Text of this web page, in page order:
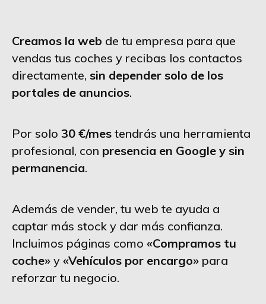
Creamos la web de tu empresa para que
vendas tus coches y recibas los contactos
directamente, sin depender solo de los
portales de anuncios.
Por solo 30 €/mes tendrás una herramienta
profesional, con presencia en Google y sin
permanencia.
Además de vender, tu web te ayuda a
captar más stock y dar más confianza.
Incluimos páginas como «Compramos tu
coche» y «Vehículos por encargo» para
reforzar tu negocio.